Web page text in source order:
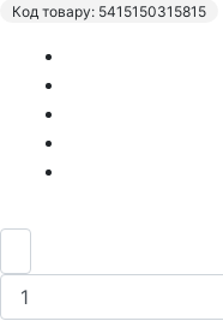
Код товару: 5415150315815